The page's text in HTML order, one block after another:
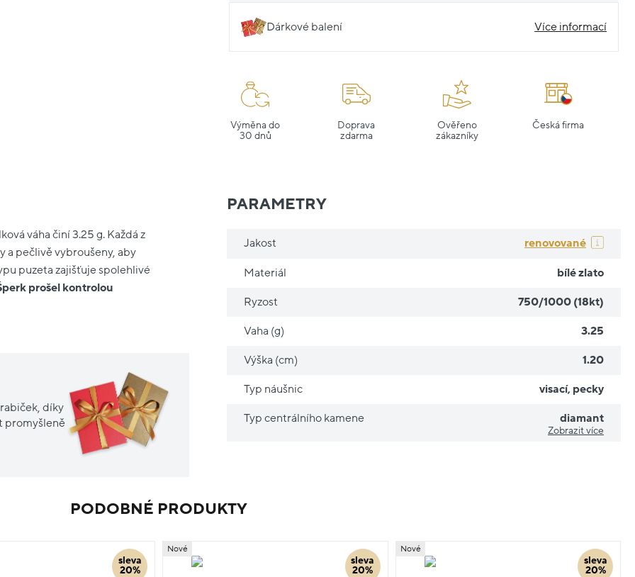
Dárkové balení Více informací
Výměna do
30 dnů
Doprava
zdarma
Ověřeno
zákazníky
Česká firma
váha činí 3.25 g. Každá z
a pečlivě vybroušeny, aby
puzeta zajišťuje spolehlivé
prošel kontrolou
díky
promyšleně
PARAMETRY
Jakost renovované
Materiál bílé zlato
Ryzost 750/1000 (18kt)
Vaha (g) 3.25
Výška (cm) 1.20
Typ náušnic visací, pecky
Typ centrálního kamene diamant
Zobrazit více
PODOBNÉ PRODUKTY
sleva
20%
sleva
20%
Nové
sleva
20%
Nové